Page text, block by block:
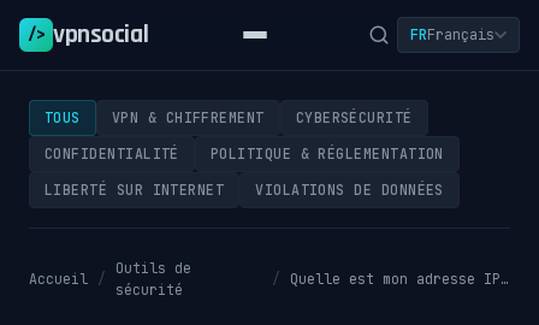
/> vpnsocial FRFrançais
TOUS VPN & CHIFFREMENT
CYBERSÉCURITÉ
CONFIDENTIALITÉ
POLITIQUE & RÉGLEMENTATION
LIBERTÉ SUR INTERNET
VIOLATIONS DE DONNÉES
Accueil /
Outils de
sécurité
/ Quelle est mon adresse IP ?